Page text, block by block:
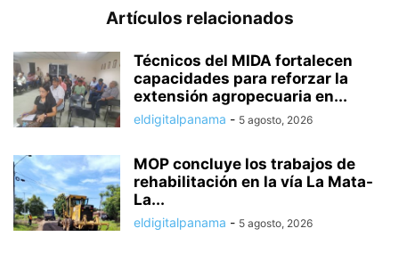
Artículos relacionados
Técnicos del MIDA fortalecen
capacidades para reforzar la
extensión agropecuaria en...
eldigitalpanama - 5 agosto, 2026
MOP concluye los trabajos de
rehabilitación en la vía La Mata-
La...
eldigitalpanama - 5 agosto, 2026